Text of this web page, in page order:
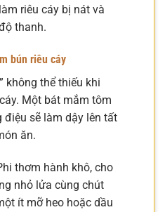
riêu cáy bị nát và
thanh.
bún riêu cáy
không thể thiếu khi
Một bát mắm tôm
sẽ làm dậy lên tất
ăn.
thơm hành khô, cho
nhỏ lửa cùng chút
ít mỡ heo hoặc dầu